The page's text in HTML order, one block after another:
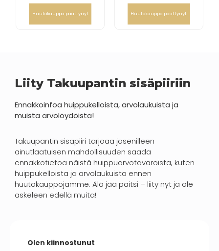
Huutokauppa päättynyt Huutokauppa päättynyt
Liity Takuupantin sisäpiiriin
Ennakkoinfoa huippukelloista, arvolaukuista ja
muista arvolöydöistä!
Takuupantin sisäpiiri tarjoaa jäsenilleen
ainutlaatuisen mahdollisuuden saada
ennakkotietoa näistä huippuarvotavaroista, kuten
huippukelloista ja arvolaukuista ennen
huutokauppojamme. Älä jää paitsi – liity nyt ja ole
askeleen edellä muita!
Olen kiinnostunut